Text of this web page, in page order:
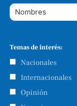
Temas de interés:
Nacionales
Internacionales
Opinión